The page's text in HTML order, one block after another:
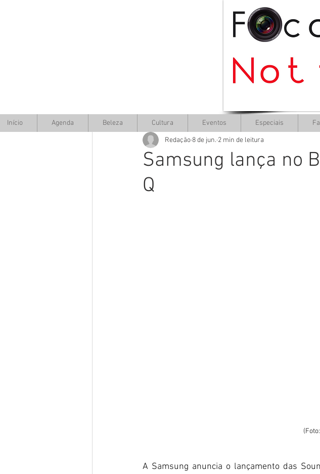
Samsung lança no
Q
Redação 8 de jun. 2 min de leitura
A Samsung anuncia o lançamento das
Início Agenda Beleza Cultura Eventos Especiais